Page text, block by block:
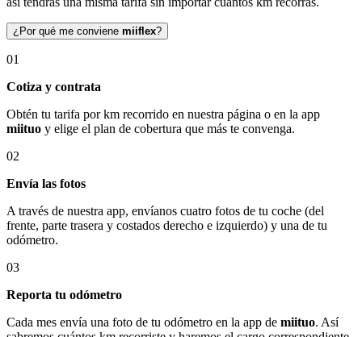
¿Por qué me conviene miiflex?
01
Cotiza y contrata
Obtén tu tarifa por km recorrido en nuestra página o en la app
miituo y elige el plan de cobertura que más te convenga.
02
Envía las fotos
A través de nuestra app, envíanos cuatro fotos de tu coche (del
frente, parte trasera y costados derecho e izquierdo) y una de tu
odómetro.
03
Reporta tu odómetro
Cada mes envía una foto de tu odómetro en la app de miituo. Así